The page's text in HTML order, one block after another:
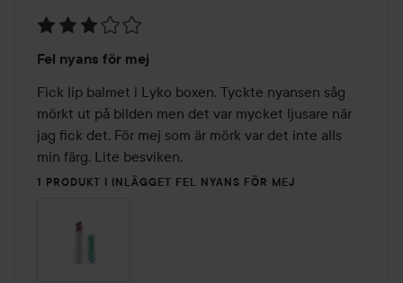
3
av
5
Fel nyans för mej
Fick lip balmet i Lyko boxen. Tyckte nyansen såg
mörkt ut på bilden men det var mycket ljusare när
jag fick det. För mej som är mörk var det inte alls
min färg. Lite besviken.
1 PRODUKT I INLÄGGET FEL NYANS FÖR MEJ